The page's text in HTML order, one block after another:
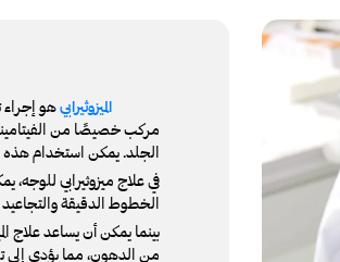
الميزوثيرابيهو
مركب خصيصًا من
الجلد. يمكن استخدام هذه
في علاج ميزوثيرابي
الخطوط الدقيقة والتجاعيد
بينما يمكن أن يساعد علاج
من الدهون، مما يؤدي إلى